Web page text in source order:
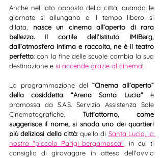
Anche nel lato opposto della città, quando le
giornate si allungano e il tempo libero si
dilata, nasce un cinema all’aperto di rara
bellezza. Il cortile dell’Istituto IMIBerg,
dall’atmosfera intima e raccolta, ne è il teatro
perfetto: con la fine delle scuole cambia la sua
destinazione e si accende grazie al cinema!
La programmazione del “Cinema all’aperto”
della cosiddetta “Arena Santa Lucia” è
promossa da S.A.S. Servizio Assistenza Sale
Cinematografiche. Tutt’attorno, come
suggerisce il nome, si snoda uno dei quartieri
più deliziosi della città: quello di Santa Lucia, la
nostra "piccola Parigi bergamasca" , in cui ti
consiglio di girovagare in attesa dell'avvio